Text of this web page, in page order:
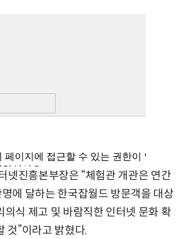
넷진흥본부장은 “체험관 개관은 연간
에 달하는 한국잡월드 방문객을 대상
의식 제고 및 바람직한 인터넷 문화 확
것”이라고 밝혔다.